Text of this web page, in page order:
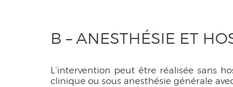
B – ANESTHÉSIE ET
L’intervention peut être réalisée sans
clinique ou sous anesthésie générale